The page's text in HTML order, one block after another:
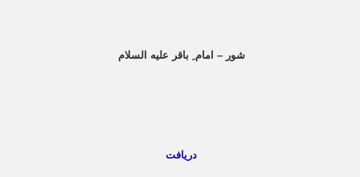
شور – امام ِ باقر علیه السلام
دریافت